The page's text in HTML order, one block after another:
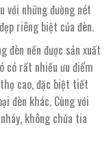
với những đường nét
riêng biệt của đèn.
đèn nến được sản xuất
có rất nhiều ưu điểm
cao, đặc biệt tiết
đèn khác. Cùng với
không chứa tia